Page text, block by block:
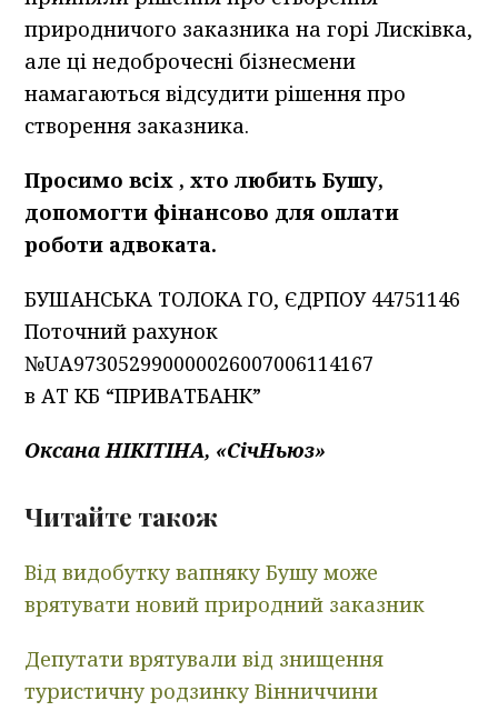
природничого заказника на горі Лисківка,
але ці недоброчесні бізнесмени
намагаються відсудити рішення про
створення заказника.
Просимо всіх , хто любить Бушу,
допомогти фінансово для оплати
роботи адвоката.
БУШАНСЬКА ТОЛОКА ГО, ЄДРПОУ 44751146
Поточний рахунок
№UA973052990000026007006114167
в АТ КБ “ПРИВАТБАНК”
Оксана НІКІТІНА, «СічНьюз»
Читайте також
Від видобутку вапняку Бушу може
врятувати новий природний заказник
Депутати врятували від знищення
туристичну родзинку Вінниччини